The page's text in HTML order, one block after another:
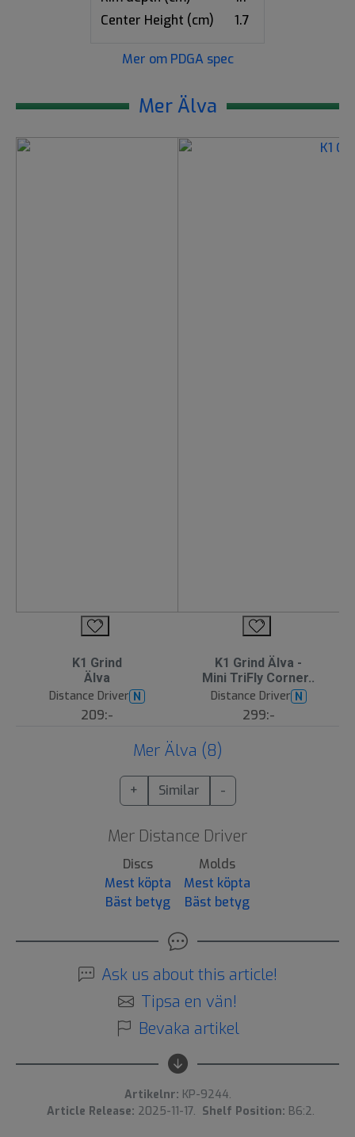
Center Height (cm)
1.7
Mer om PDGA spec
Mer Älva
K1 Grind
Älva
Distance Driver N
209:-
K1 Grind Älva -
Mini TriFly Corner..
Distance Driver N
299:-
Mer Älva (8)
+ Similar -
Mer Distance Driver
Discs
Mest köpta
Bäst betyg
Molds
Mest köpta
Bäst betyg
Ask us about this article!
Tipsa en vän!
Bevaka artikel
Artikelnr: KP-9244.
Article Release: 2025-11-17. Shelf Position: B6:2.